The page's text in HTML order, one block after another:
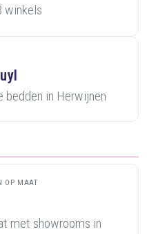
winkels
bedden in Herwijnen
OP MAAT
met showrooms in